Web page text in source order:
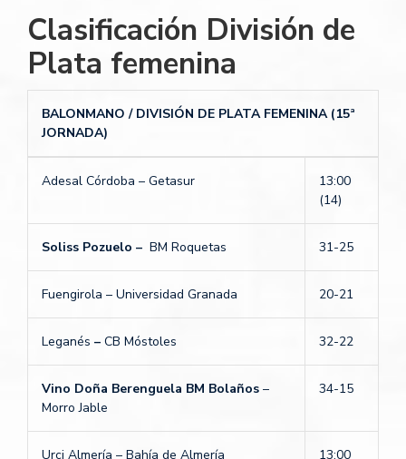
Clasificación División de
Plata femenina
BALONMANO / DIVISIÓN DE PLATA FEMENINA (15ª
JORNADA)
Adesal Córdoba – Getasur
13:00
(14)
Soliss Pozuelo – BM Roquetas 31-25
Fuengirola – Universidad Granada 20-21
Leganés – CB Móstoles 32-22
Vino Doña Berenguela BM Bolaños –
Morro Jable
34-15
Urci Almería – Bahía de Almería 13:00